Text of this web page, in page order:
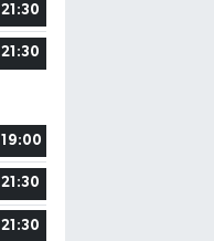
21:30
21:30
19:00
21:30
21:30